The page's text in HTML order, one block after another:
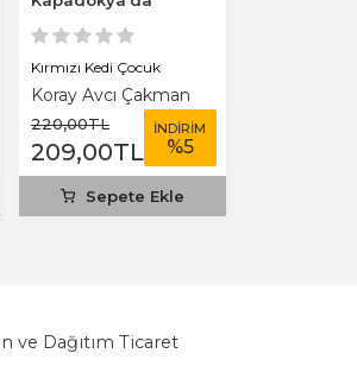
Kırmızı Kedi Çocuk
Koray Avcı Çakman
220,00TL
209,00TL
İNDİRİM
%5
Sepete Ekle
ve Dağıtım Ticaret